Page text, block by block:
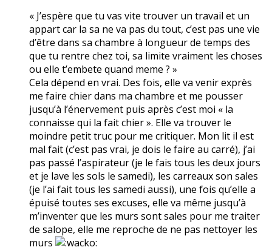
« J’espère que tu vas vite trouver un travail et un
appart car la sa ne va pas du tout, c’est pas une vie
d’être dans sa chambre à longueur de temps des
que tu rentre chez toi, sa limite vraiment les choses
ou elle t’embete quand meme ? »
Cela dépend en vrai. Des fois, elle va venir exprès
me faire chier dans ma chambre et me pousser
jusqu’à l’énervement puis après c’est moi « la
connaisse qui la fait chier ». Elle va trouver le
moindre petit truc pour me critiquer. Mon lit il est
mal fait (c’est pas vrai, je dois le faire au carré), j’ai
pas passé l’aspirateur (je le fais tous les deux jours
et je lave les sols le samedi), les carreaux son sales
(je l’ai fait tous les samedi aussi), une fois qu’elle a
épuisé toutes ses excuses, elle va même jusqu’à
m’inventer que les murs sont sales pour me traiter
de salope, elle me reproche de ne pas nettoyer les
murs